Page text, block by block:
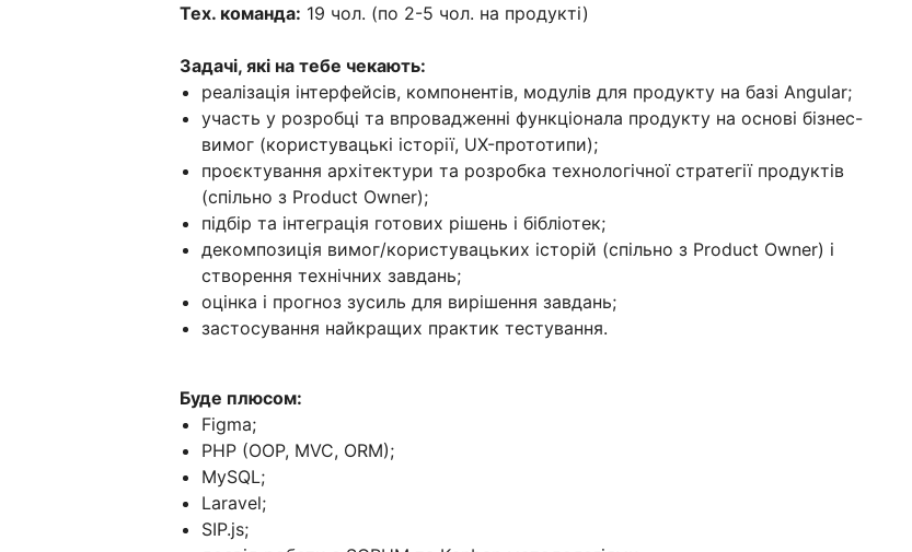
Тех. команда: 19 чол. (по 2-5 чол. на продукті)
Задачі, які на тебе чекають:
реалізація інтерфейсів, компонентів, модулів для продукту на базі Angular;
участь у розробці та впровадженні функціонала продукту на основі бізнес-
вимог (користувацькі історії, UX-прототипи);
проєктування архітектури та розробка технологічної стратегії продуктів
(спільно з Product Owner);
підбір та інтеграція готових рішень і бібліотек;
декомпозиція вимог/користувацьких історій (спільно з Product Owner) і
створення технічних завдань;
оцінка і прогноз зусиль для вирішення завдань;
застосування найкращих практик тестування.
Буде плюсом:
Figma;
PHP (OOP, MVC, ORM);
MySQL;
Laravel;
SIP.js;